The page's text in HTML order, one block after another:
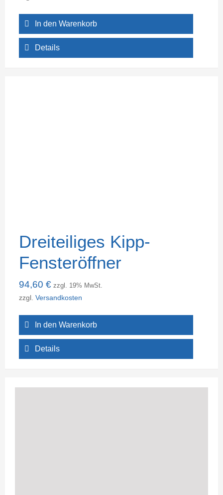
In den Warenkorb
Details
Dreiteiliges Kipp-
Fensteröffner
94,60 € zzgl. 19% MwSt.
zzgl. Versandkosten
In den Warenkorb
Details